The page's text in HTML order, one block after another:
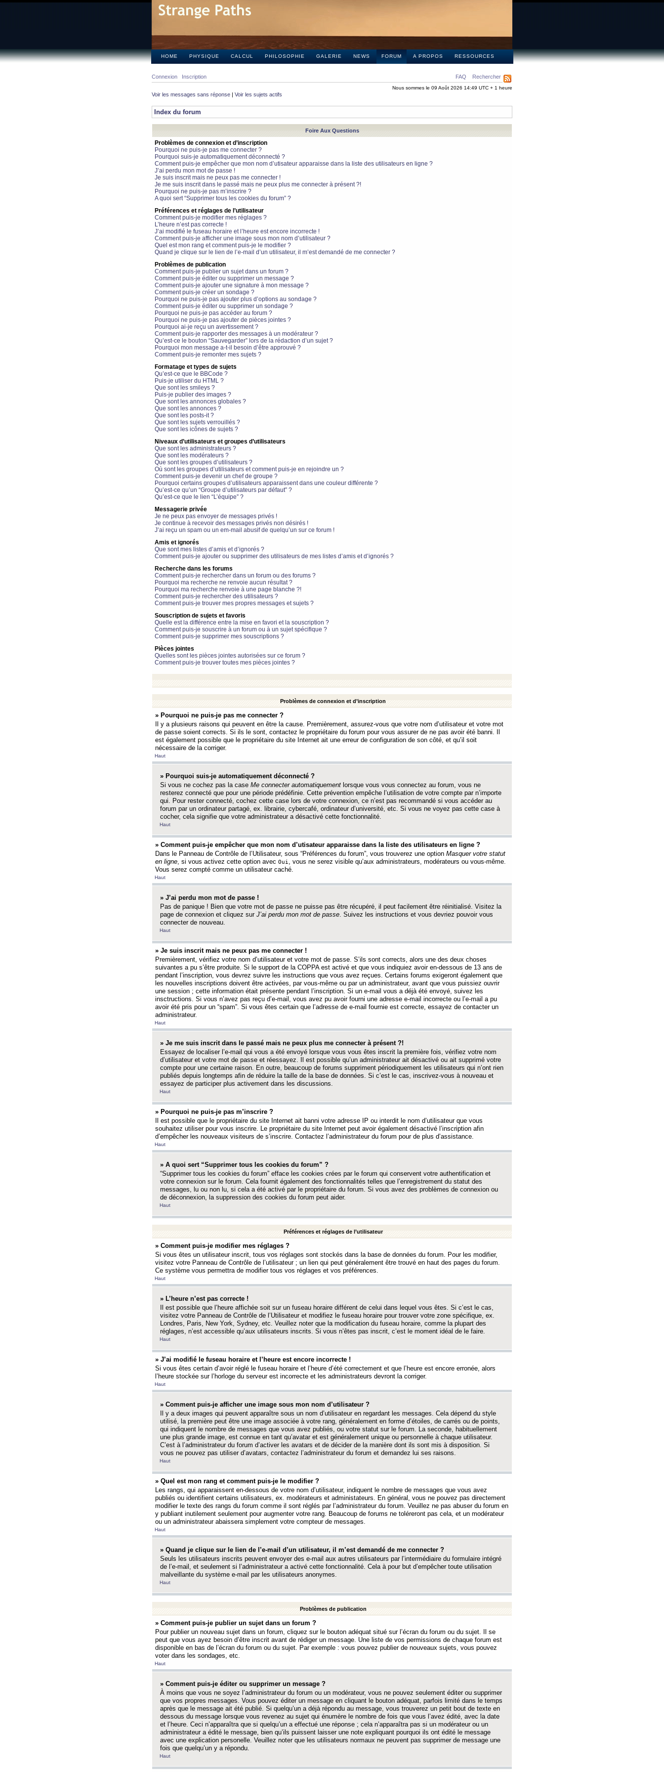
HOME PHYSIQUE CALCUL PHILOSOPHIE GALERIE NEWS FORUM A PROPOS RESSOURCES
FAQ Rechercher
Connexion Inscription
Nous sommes le 09 Août 2026 14:49 UTC + 1 heure
Voir les messages sans réponse | Voir les sujets actifs
Index du forum
Foire Aux Questions
Problèmes de connexion et d’inscription
Pourquoi ne puis-je pas me connecter ?
Pourquoi suis-je automatiquement déconnecté ?
Comment puis-je empêcher que mon nom d’utisateur apparaisse dans la liste des utilisateurs en ligne ?
J’ai perdu mon mot de passe !
Je suis inscrit mais ne peux pas me connecter !
Je me suis inscrit dans le passé mais ne peux plus me connecter à présent ?!
Pourquoi ne puis-je pas m’inscrire ?
A quoi sert “Supprimer tous les cookies du forum” ?
Préférences et réglages de l’utilisateur
Comment puis-je modifier mes réglages ?
L’heure n’est pas correcte !
J’ai modifié le fuseau horaire et l’heure est encore incorrecte !
Comment puis-je afficher une image sous mon nom d’utilisateur ?
Quel est mon rang et comment puis-je le modifier ?
Quand je clique sur le lien de l’e-mail d’un utilisateur, il m’est demandé de me connecter ?
Problèmes de publication
Comment puis-je publier un sujet dans un forum ?
Comment puis-je éditer ou supprimer un message ?
Comment puis-je ajouter une signature à mon message ?
Comment puis-je créer un sondage ?
Pourquoi ne puis-je pas ajouter plus d’options au sondage ?
Comment puis-je éditer ou supprimer un sondage ?
Pourquoi ne puis-je pas accéder au forum ?
Pourquoi ne puis-je pas ajouter de pièces jointes ?
Pourquoi ai-je reçu un avertissement ?
Comment puis-je rapporter des messages à un modérateur ?
Qu’est-ce le bouton “Sauvegarder” lors de la rédaction d’un sujet ?
Pourquoi mon message a-t-il besoin d’être approuvé ?
Comment puis-je remonter mes sujets ?
Formatage et types de sujets
Qu’est-ce que le BBCode ?
Puis-je utiliser du HTML ?
Que sont les smileys ?
Puis-je publier des images ?
Que sont les annonces globales ?
Que sont les annonces ?
Que sont les posts-it ?
Que sont les sujets verrouillés ?
Que sont les icônes de sujets ?
Niveaux d’utilisateurs et groupes d’utilisateurs
Que sont les administrateurs ?
Que sont les modérateurs ?
Que sont les groupes d’utilisateurs ?
Où sont les groupes d’utilisateurs et comment puis-je en rejoindre un ?
Comment puis-je devenir un chef de groupe ?
Pourquoi certains groupes d’utilisateurs apparaissent dans une couleur différente ?
Qu’est-ce qu’un “Groupe d’utilisateurs par défaut” ?
Qu’est-ce que le lien “L’équipe” ?
Messagerie privée
Je ne peux pas envoyer de messages privés !
Je continue à recevoir des messages privés non désirés !
J’ai reçu un spam ou un em-mail abusif de quelqu’un sur ce forum !
Amis et ignorés
Que sont mes listes d’amis et d’ignorés ?
Comment puis-je ajouter ou supprimer des utilisateurs de mes listes d’amis et d’ignorés ?
Recherche dans les forums
Comment puis-je rechercher dans un forum ou des forums ?
Pourquoi ma recherche ne renvoie aucun résultat ?
Pourquoi ma recherche renvoie à une page blanche ?!
Comment puis-je rechercher des utilisateurs ?
Comment puis-je trouver mes propres messages et sujets ?
Souscription de sujets et favoris
Quelle est la différence entre la mise en favori et la souscription ?
Comment puis-je souscrire à un forum ou à un sujet spécifique ?
Comment puis-je supprimer mes souscriptions ?
Pièces jointes
Quelles sont les pièces jointes autorisées sur ce forum ?
Comment puis-je trouver toutes mes pièces jointes ?
Problèmes de connexion et d’inscription
» Pourquoi ne puis-je pas me connecter ?
Il y a plusieurs raisons qui peuvent en être la cause. Premièrement, assurez-vous que votre nom d’utilisateur et votre mot
de passe soient corrects. Si ils le sont, contactez le propriétaire du forum pour vous assurer de ne pas avoir été banni. Il
est également possible que le propriétaire du site Internet ait une erreur de configuration de son côté, et qu’il soit
nécessaire de la corriger.
Haut
» Pourquoi suis-je automatiquement déconnecté ?
Si vous ne cochez pas la case Me connecter automatiquement lorsque vous vous connectez au forum, vous ne
resterez connecté que pour une période prédéfinie. Cette prévention empêche l’utilisation de votre compte par n’importe
qui. Pour rester connecté, cochez cette case lors de votre connexion, ce n’est pas recommandé si vous accéder au
forum par un ordinateur partagé, ex. librairie, cybercafé, ordinateur d’université, etc. Si vous ne voyez pas cette case à
cocher, cela signifie que votre administrateur a désactivé cette fonctionnalité.
Haut
» Comment puis-je empêcher que mon nom d’utisateur apparaisse dans la liste des utilisateurs en ligne ?
Dans le Panneau de Contrôle de l’Utilisateur, sous “Préférences du forum”, vous trouverez une option Masquer votre statut
en ligne, si vous activez cette option avec Oui , vous ne serez visible qu’aux administrateurs, modérateurs ou vous-même.
Vous serez compté comme un utilisateur caché.
Haut
» J’ai perdu mon mot de passe !
Pas de panique ! Bien que votre mot de passe ne puisse pas être récupéré, il peut facilement être réinitialisé. Visitez la
page de connexion et cliquez sur J’ai perdu mon mot de passe. Suivez les instructions et vous devriez pouvoir vous
connecter de nouveau.
Haut
» Je suis inscrit mais ne peux pas me connecter !
Premièrement, vérifiez votre nom d’utilisateur et votre mot de passe. S’ils sont corrects, alors une des deux choses
suivantes a pu s’être produite. Si le support de la COPPA est activé et que vous indiquiez avoir en-dessous de 13 ans de
pendant l’inscription, vous devrez suivre les instructions que vous avez reçues. Certains forums exigeront également que
les nouvelles inscriptions doivent être activées, par vous-même ou par un administrateur, avant que vous puissiez ouvrir
une session ; cette information était présente pendant l’inscription. Si un e-mail vous a déjà été envoyé, suivez les
insctructions. Si vous n’avez pas reçu d’e-mail, vous avez pu avoir fourni une adresse e-mail incorrecte ou l’e-mail a pu
avoir été pris pour un “spam”. Si vous êtes certain que l’adresse de e-mail fournie est correcte, essayez de contacter un
administrateur.
Haut
» Je me suis inscrit dans le passé mais ne peux plus me connecter à présent ?!
Essayez de localiser l’e-mail qui vous a été envoyé lorsque vous vous êtes inscrit la première fois, vérifiez votre nom
d’utilisateur et votre mot de passe et réessayez. Il est possible qu’un administrateur ait désactivé ou ait supprimé votre
compte pour une certaine raison. En outre, beaucoup de forums suppriment périodiquement les utilisateurs qui n’ont rien
publiés depuis longtemps afin de réduire la taille de la base de données. Si c’est le cas, inscrivez-vous à nouveau et
essayez de participer plus activement dans les discussions.
Haut
» Pourquoi ne puis-je pas m’inscrire ?
Il est possible que le propriétaire du site Internet ait banni votre adresse IP ou interdit le nom d’utilisateur que vous
souhaitez utiliser pour vous inscrire. Le propriétaire du site Internet peut avoir également désactivé l’inscription afin
d’empêcher les nouveaux visiteurs de s’inscrire. Contactez l’administrateur du forum pour de plus d’assistance.
Haut
» A quoi sert “Supprimer tous les cookies du forum” ?
“Supprimer tous les cookies du forum” efface les cookies crées par le forum qui conservent votre authentification et
votre connexion sur le forum. Cela fournit également des fonctionnalités telles que l’enregistrement du statut des
messages, lu ou non lu, si cela a été activé par le propriétaire du forum. Si vous avez des problèmes de connexion ou
de déconnexion, la suppression des cookies du forum peut aider.
Haut
Préférences et réglages de l’utilisateur
» Comment puis-je modifier mes réglages ?
Si vous êtes un utilisateur inscrit, tous vos réglages sont stockés dans la base de données du forum. Pour les modifier,
visitez votre Panneau de Contrôle de l’utilisateur ; un lien qui peut généralement être trouvé en haut des pages du forum.
Ce système vous permettra de modifier tous vos réglages et vos préférences.
Haut
» L’heure n’est pas correcte !
Il est possible que l’heure affichée soit sur un fuseau horaire différent de celui dans lequel vous êtes. Si c’est le cas,
visitez votre Panneau de Contrôle de l’Utilisateur et modifiez le fuseau horaire pour trouver votre zone spécifique, ex.
Londres, Paris, New York, Sydney, etc. Veuillez noter que la modification du fuseau horaire, comme la plupart des
réglages, n’est accessible qu’aux utilisateurs inscrits. Si vous n’êtes pas inscrit, c’est le moment idéal de le faire.
Haut
» J’ai modifié le fuseau horaire et l’heure est encore incorrecte !
Si vous êtes certain d’avoir réglé le fuseau horaire et l’heure d’été correctement et que l’heure est encore erronée, alors
l’heure stockée sur l’horloge du serveur est incorrecte et les administrateurs devront la corriger.
Haut
» Comment puis-je afficher une image sous mon nom d’utilisateur ?
Il y a deux images qui peuvent apparaître sous un nom d’utilisateur en regardant les messages. Cela dépend du style
utilisé, la première peut être une image associée à votre rang, généralement en forme d’étoiles, de carrés ou de points,
qui indiquent le nombre de messages que vous avez publiés, ou votre statut sur le forum. La seconde, habituellement
une plus grande image, est connue en tant qu’avatar et est généralement unique ou personnelle à chaque utilisateur.
C’est à l’administrateur du forum d’activer les avatars et de décider de la manière dont ils sont mis à disposition. Si
vous ne pouvez pas utiliser d’avatars, contactez l’administrateur du forum et demandez lui ses raisons.
Haut
» Quel est mon rang et comment puis-je le modifier ?
Les rangs, qui apparaissent en-dessous de votre nom d’utilisateur, indiquent le nombre de messages que vous avez
publiés ou identifient certains utilisateurs, ex. modérateurs et administateurs. En général, vous ne pouvez pas directement
modifier le texte des rangs du forum comme il sont réglés par l’administrateur du forum. Veuillez ne pas abuser du forum en
y publiant inutilement seulement pour augmenter votre rang. Beaucoup de forums ne toléreront pas cela, et un modérateur
ou un administrateur abaissera simplement votre compteur de messages.
Haut
» Quand je clique sur le lien de l’e-mail d’un utilisateur, il m’est demandé de me connecter ?
Seuls les utilisateurs inscrits peuvent envoyer des e-mail aux autres utilisateurs par l’intermédiaire du formulaire intégré
de l’e-mail, et seulement si l’administrateur a activé cette fonctionnalité. Cela à pour but d’empêcher toute utilisation
malveillante du système e-mail par les utilisateurs anonymes.
Haut
Problèmes de publication
» Comment puis-je publier un sujet dans un forum ?
Pour publier un nouveau sujet dans un forum, cliquez sur le bouton adéquat situé sur l’écran du forum ou du sujet. Il se
peut que vous ayez besoin d’être inscrit avant de rédiger un message. Une liste de vos permissions de chaque forum est
disponible en bas de l’écran du forum ou du sujet. Par exemple : vous pouvez publier de nouveaux sujets, vous pouvez
voter dans les sondages, etc.
Haut
» Comment puis-je éditer ou supprimer un message ?
À moins que vous ne soyez l’administrateur du forum ou un modérateur, vous ne pouvez seulement éditer ou supprimer
que vos propres messages. Vous pouvez éditer un message en cliquant le bouton adéquat, parfois limité dans le temps
après que le message ait été publié. Si quelqu’un a déjà répondu au message, vous trouverez un petit bout de texte en
dessous du message lorsque vous revenez au sujet qui énumère le nombre de fois que vous l’avez édité, avec la date
et l’heure. Ceci n’apparaîtra que si quelqu’un a effectué une réponse ; cela n’apparaîtra pas si un modérateur ou un
administrateur a édité le message, bien qu’ils puissent laisser une note expliquant pourquoi ils ont édité le message
avec une explication personelle. Veuillez noter que les utilisateurs normaux ne peuvent pas supprimer de message une
fois que quelqu’un y a répondu.
Haut